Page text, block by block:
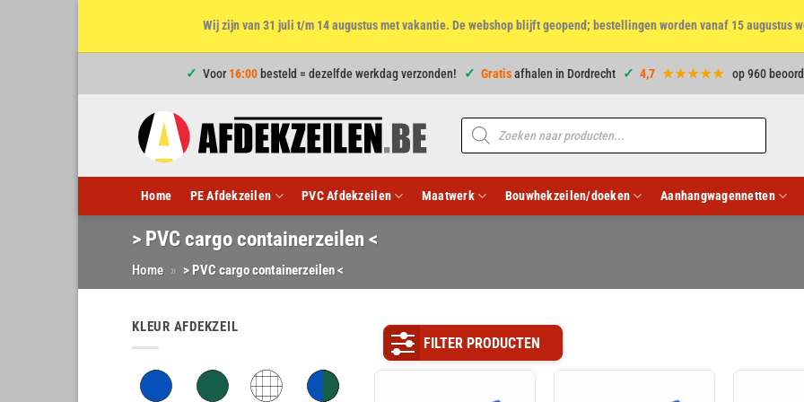
Wij zijn van 31 juli t/m 14 augustus met vakantie. De webshop blijft geopend; bestellingen worden vanaf 15 augustus
Voor16:00 besteld = dezelfde werkdag verzonden! Gratisafhalen in Dordrecht 4,7 ★★★★★ op 960
Producten
zoeken
Home PE Afdekzeilen PVC Afdekzeilen Maatwerk Bouwhekzeilen/doeken Aanhangwagennetten
> PVC cargo containerzeilen <
Home » > PVC cargo containerzeilen <
KLEUR AFDEKZEIL
FILTER PRODUCTEN